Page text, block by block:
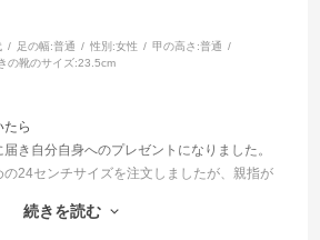
足の幅:普通 性別:女性 甲の高さ:普通
の靴のサイズ:23.5cm
たら
き自分自身へのプレゼントになりました。
24センチサイズを注文しましたが、親指が
はよいので
続きを読む